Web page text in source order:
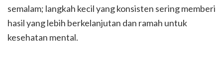
semalam; langkah kecil yang konsisten sering memberi
hasil yang lebih berkelanjutan dan ramah untuk
kesehatan mental.